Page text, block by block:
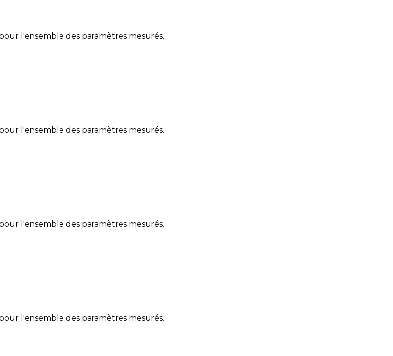
l'ensemble des paramètres mesurés.
l'ensemble des paramètres mesurés.
l'ensemble des paramètres mesurés.
l'ensemble des paramètres mesurés.